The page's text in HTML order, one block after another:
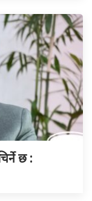
छ :